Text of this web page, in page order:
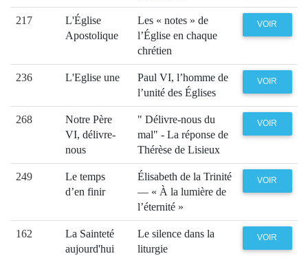
217
L'Église
Apostolique
Les « notes » de
l’Église en chaque
chrétien
VOIR
236 L'Eglise une
Paul VI, l’homme de
l’unité des Églises
VOIR
268
Notre Père
VI, délivre-
nous
" Délivre-nous du
mal" - La réponse de
Thérèse de Lisieux
VOIR
249
Le temps
d’en finir
Élisabeth de la Trinité
— « À la lumière de
l’éternité »
VOIR
162
La Sainteté
aujourd'hui
Le silence dans la
liturgie
VOIR